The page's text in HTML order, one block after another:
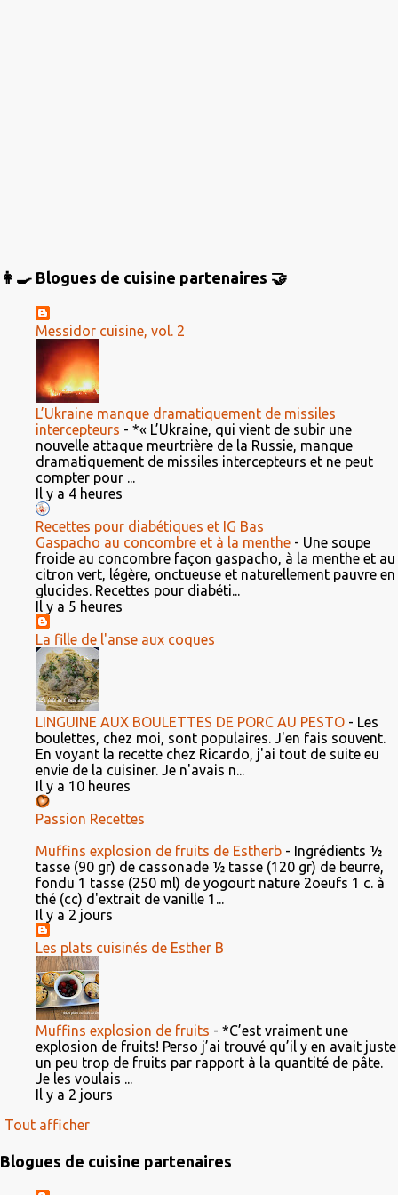
👩‍🍳 Blogues de cuisine partenaires 🤝
Messidor cuisine, vol. 2
L’Ukraine manque dramatiquement de missiles
intercepteurs - *« L’Ukraine, qui vient de subir une
nouvelle attaque meurtrière de la Russie, manque
dramatiquement de missiles intercepteurs et ne peut
compter pour ...
Il y a 4 heures
Recettes pour diabétiques et IG Bas
Gaspacho au concombre et à la menthe - Une soupe
froide au concombre façon gaspacho, à la menthe et au
citron vert, légère, onctueuse et naturellement pauvre en
glucides. Recettes pour diabéti...
Il y a 5 heures
La fille de l'anse aux coques
LINGUINE AUX BOULETTES DE PORC AU PESTO - Les
boulettes, chez moi, sont populaires. J'en fais souvent.
En voyant la recette chez Ricardo, j'ai tout de suite eu
envie de la cuisiner. Je n'avais n...
Il y a 10 heures
Passion Recettes
Muffins explosion de fruits de Estherb - Ingrédients ½
tasse (90 gr) de cassonade ½ tasse (120 gr) de beurre,
fondu 1 tasse (250 ml) de yogourt nature 2oeufs 1 c. à
thé (cc) d'extrait de vanille 1...
Il y a 2 jours
Les plats cuisinés de Esther B
Muffins explosion de fruits - *C’est vraiment une
explosion de fruits! Perso j’ai trouvé qu’il y en avait juste
un peu trop de fruits par rapport à la quantité de pâte.
Je les voulais ...
Il y a 2 jours
Tout afficher
Blogues de cuisine partenaires